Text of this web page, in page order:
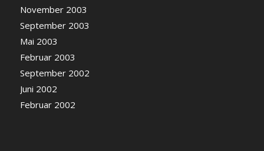
November 2003
September 2003
Mai 2003
Februar 2003
September 2002
Juni 2002
Februar 2002